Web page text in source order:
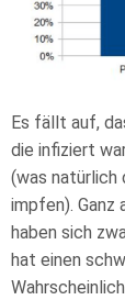
Es fällt auf,
die infiziert
(was natürlich
impfen). Ganz
haben sich
hat einen